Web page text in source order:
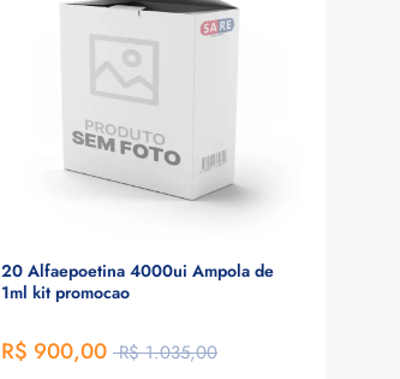
20 Alfaepoetina 4000ui Ampola de
1ml kit promocao
R$ 900,00 R$ 1.035,00